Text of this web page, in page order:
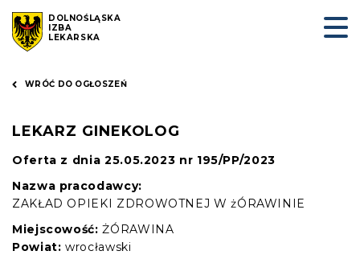
DOLNOŚLĄSKA
IZBA
LEKARSKA
WRÓĆ DO OGŁOSZEŃ
LEKARZ GINEKOLOG
Oferta z dnia 25.05.2023 nr 195/PP/2023
Nazwa pracodawcy:
ZAKŁAD OPIEKI ZDROWOTNEJ W żÓRAWINIE
Miejscowość: ŻÓRAWINA
Powiat: wrocławski